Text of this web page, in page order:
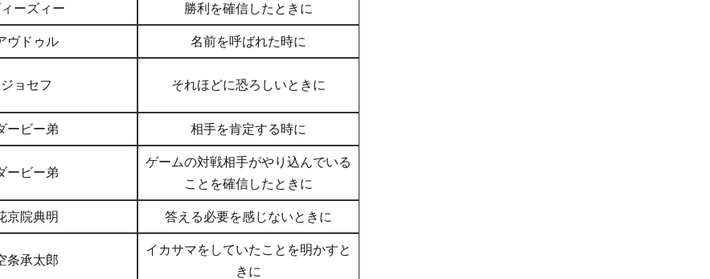
ーズィー 勝利を確信したときに
ヴドゥル 名前を呼ばれた時に
ジョセフ それほどに恐ろしいときに
ービー弟 相手を肯定する時に
ービー弟
ゲームの対戦相手がやり込んでいる
ことを確信したときに
京院典明 答える必要を感じないときに
条承太郎
イカサマをしていたことを明かすと
きに